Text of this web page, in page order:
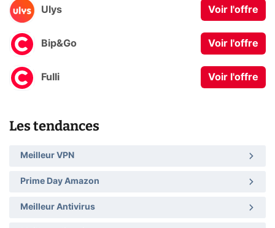
Ulys Voir l'offre
Bip&Go Voir l'offre
Fulli Voir l'offre
Les tendances
Meilleur VPN
Prime Day Amazon
Meilleur Antivirus